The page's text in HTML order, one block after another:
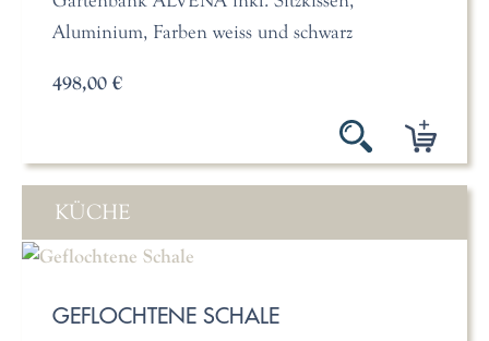
Aluminium, Farben weiss und schwarz
498,00 €
KÜCHE
GEFLOCHTENE SCHALE